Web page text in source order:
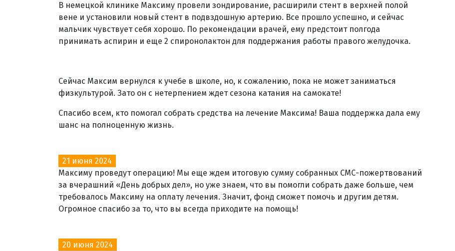
В немецкой клинике Максиму провели зондирование, расширили стент в верхней полой
вене и установили новый стент в подвздошную артерию. Все прошло успешно, и сейчас
мальчик чувствует себя хорошо. По рекомендации врачей, ему предстоит полгода
принимать аспирин и еще 2 спиронолактон для поддержания работы правого желудочка.
Сейчас Максим вернулся к учебе в школе, но, к сожалению, пока не может заниматься
физкультурой. Зато он с нетерпением ждет сезона катания на самокате!
Спасибо всем, кто помогал собрать средства на лечение Максима! Ваша поддержка дала ему
шанс на полноценную жизнь.
21 июня 2024
Максиму проведут операцию! Мы еще ждем итоговую сумму собранных СМС-пожертвований
за вчерашний «День добрых дел», но уже знаем, что вы помогли собрать даже больше, чем
требовалось Максиму на оплату лечения. Значит, фонд сможет помочь и другим детям.
Огромное спасибо за то, что вы всегда приходите на помощь!
20 июня 2024